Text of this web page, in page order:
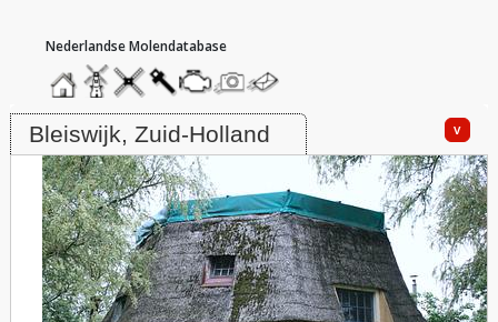
homemolendatabase
roedendatabase
assendatabase
motorendatabase
stuur
een
foto
stuur
een
bericht
Molen Bleiswijkse Droogmakerij, No. 2 /
Bleiswijk, Zuid-Holland v